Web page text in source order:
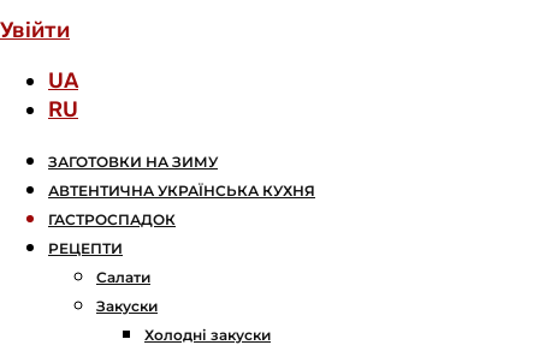
Увійти
UA
RU
ЗАГОТОВКИ НА ЗИМУ
АВТЕНТИЧНА УКРАЇНСЬКА КУХНЯ
ГАСТРОСПАДОК
РЕЦЕПТИ
Салати
Закуски
Холодні закуски